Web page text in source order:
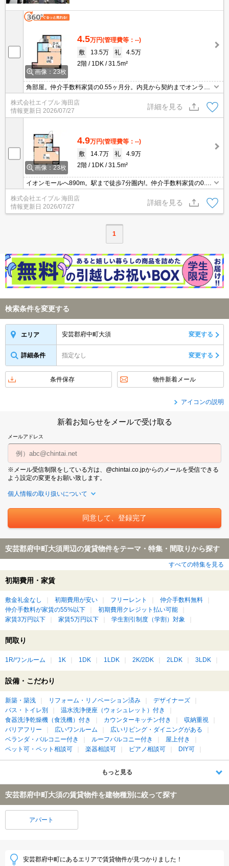
画像：23枚
4.5万円(管理費等：--)
敷
13.5万 礼
4.5万
2階
1DK 31.5m²
角部屋。仲介手数料家賃の0.55ヶ月分。内見から契約までオンライ
株式会社エイブル 海田店
情報更新日 2026/07/27
詳細を見る
画像：23枚
4.9万円(管理費等：--)
敷
14.7万 礼
4.9万
2階
1DK 31.5m²
イオンモールへ890m。駅まで徒歩7分圏内!。仲介手数料家賃の0.55
株式会社エイブル 海田店
情報更新日 2026/07/27
詳細を見る
1
検索条件を変更する
エリア 安芸郡府中町大須 変更する
詳細条件 指定なし 変更する
条件保存 物件新着メール
アイコンの説明
新着お知らせをメールで受け取る
メールアドレス
※メール受信制限をしている方は、@chintai.co.jpからのメールを受信できる
よう設定の変更をお願い致します。
個人情報の取り扱いについて
安芸郡府中町大須周辺の賃貸物件をテーマ・特集・間取りから探す
すべての特集を見る
初期費用・家賃
敷金礼金なし 初期費用が安い フリーレント
仲介手数料無料
仲介手数料が家賃の55%以下
初期費用クレジット払い可能
家賃3万円以下
家賃5万円以下 学生割引制度（学割）対象
間取り
1R/ワンルーム 1K 1DK 1LDK 2K/2DK 2LDK 3LDK
設備・こだわり
新築・築浅 リフォーム・リノベーション済み
デザイナーズ
バス・トイレ別
温水洗浄便座（ウォシュレット）付き
食器洗浄乾燥機（食洗機）付き
カウンターキッチン付き
収納重視
バリアフリー
広いワンルーム
広いリビング・ダイニングがある
ベランダ・バルコニー付き
ルーフバルコニー付き
屋上付き
ペット可・ペット相談可
楽器相談可 ピアノ相談可 DIY可
もっと見る
安芸郡府中町大須の賃貸物件を建物種別に絞って探す
アパート
安芸郡府中町にあるエリアで賃貸物件が見つかりました！